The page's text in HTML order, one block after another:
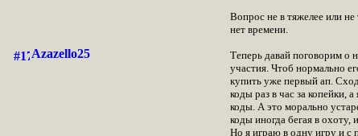
Azazello25
Вопрос не в тяжелее или
нет времени.
Теперь давай поговорим о
участия. Чтоб нормально
купить уже первый ап.
коды раз в час за копейки,
коды. А это морально
коды иногда бегая в охоту,
Но я играю в одну игру и с